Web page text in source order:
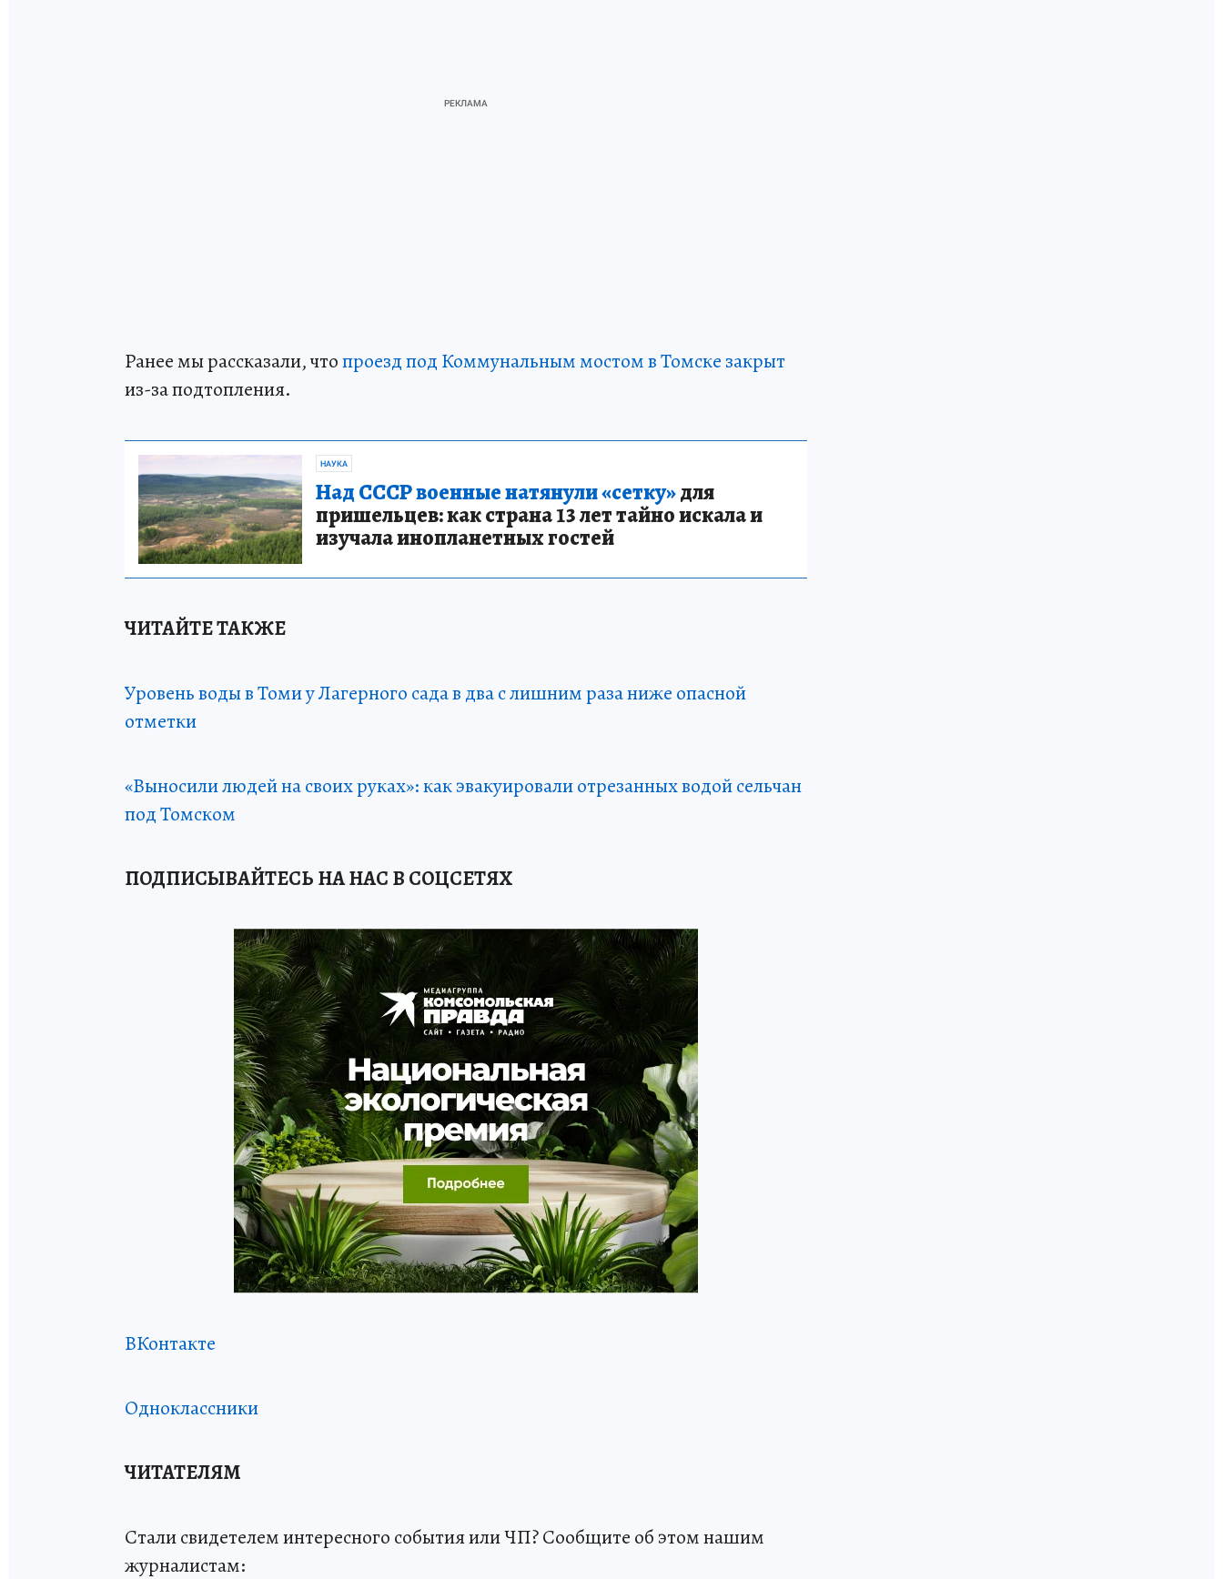
Ранее мы рассказали, чтопроезд под Коммунальным мостом в Томске закрыт
из-за подтопления.
НАУКА
Над СССР военные натянули «сетку»для
пришельцев: как страна 13 лет тайно искала и
изучала инопланетных гостей
ЧИТАЙТЕ ТАКЖЕ
Уровень воды в Томи у Лагерного сада в два с лишним раза ниже опасной
отметки
«Выносили людей на своих руках»: как эвакуировали отрезанных водой сельчан
под Томском
ПОДПИСЫВАЙТЕСЬ НА НАС В СОЦСЕТЯХ
ВКонтакте
Одноклассники
ЧИТАТЕЛЯМ
Стали свидетелем интересного события или ЧП? Сообщите об этом нашим
журналистам: